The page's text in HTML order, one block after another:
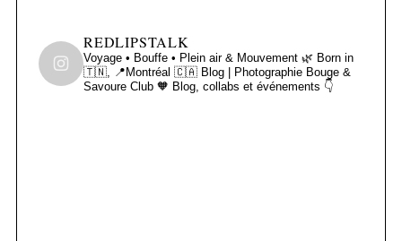
REDLIPSTALK
Voyage • Bouffe • Plein air & Mouvement 🌿Born in
🇹🇳, 📍Montréal 🇨🇦Blog | PhotographieBouge &
Savoure Club 🧡 Blog, collabs et événements 👇